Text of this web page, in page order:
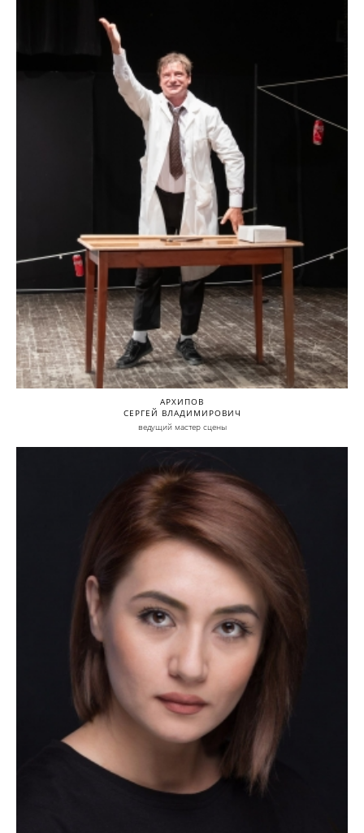
АРХИПОВ
СЕРГЕЙ ВЛАДИМИРОВИЧ
ведущий мастер сцены